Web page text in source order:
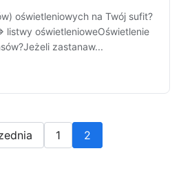
oświetleniowych na Twój sufit?
listwy oświetlenioweOświetlenie
zastanaw...
1 2